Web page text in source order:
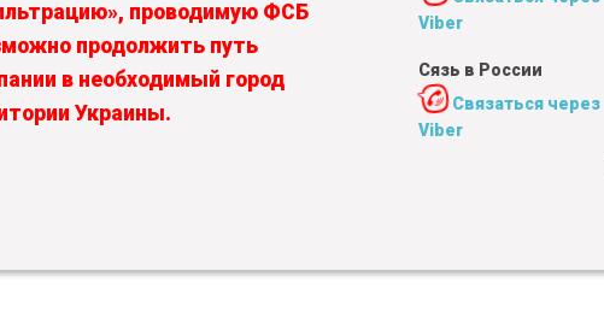
проводимую ФСБ
продолжить путь
в необходимый город
Украины.
Viber
Сязь в России
Связаться через
Viber